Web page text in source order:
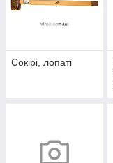
Сокірі, лопаті